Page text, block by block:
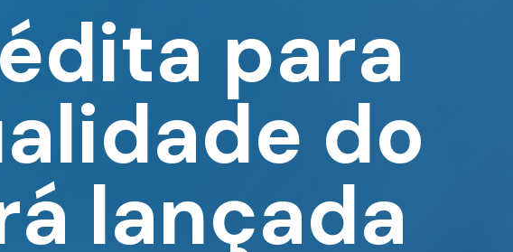
para
do
lançada